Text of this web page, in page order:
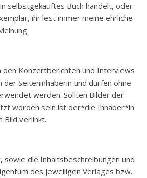
selbstgekauftes Buch handelt, oder
ihr lest immer meine ehrliche
den Konzertberichten und Interviews
der Seiteninhaberin und dürfen ohne
werden. Sollten Bilder der
worden sein ist der*die Inhaber*in
Bild verlinkt.
sowie die Inhaltsbeschreibungen und
des jeweiligen Verlages bzw.